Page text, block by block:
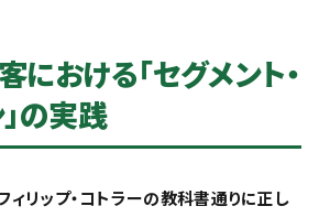
における「セグメント・
の実践
ィリップ・コトラーの教科書通りに正し